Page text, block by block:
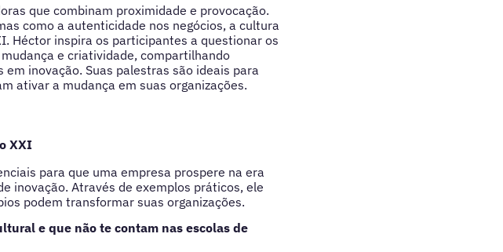
que combinam proximidade e provocação.
como a autenticidade nos negócios, a cultura
Héctor inspira os participantes a questionar os
e criatividade, compartilhando
inovação. Suas palestras são ideais para
ativar a mudança em suas organizações.
XXI
para que uma empresa prospere na era
inovação. Através de exemplos práticos, ele
podem transformar suas organizações.
e que não te contam nas escolas de